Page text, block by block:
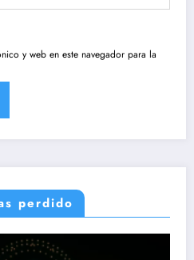
y web en este navegador para la
perdido